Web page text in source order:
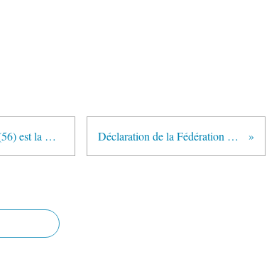
La maison de retraite de Meucon (56) est la meilleure en Bretagne selon Guide de la Santé Déclaration de la Fédération Syndicale Mondiale sur la Libye